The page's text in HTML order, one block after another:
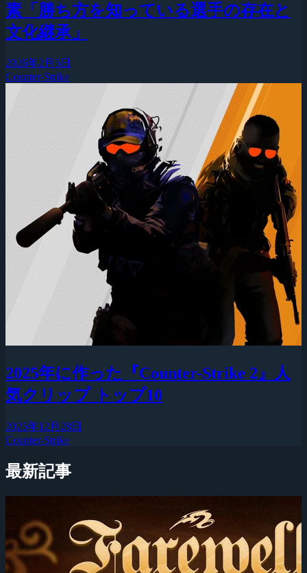
素「勝ち方を知っている選手の存在と
文化継承」
2026年2月5日
Counter-Strike
2025年に作った『Counter-Strike 2』人
気クリップ トップ10
2025年12月28日
Counter-Strike
最新記事